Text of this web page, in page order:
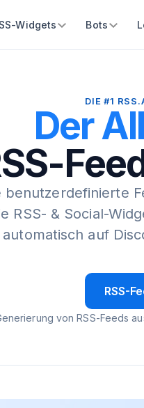
Widgets Bots
DIE #1
Der
benutzerdefinierte
RSS- & Social-
automatisch auf
RSS-
von RSS-Feeds